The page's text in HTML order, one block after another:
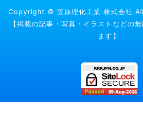
Copyright © 笠原理化工業 株式会社
【掲載の記事・写真・イラストなどの
ます】